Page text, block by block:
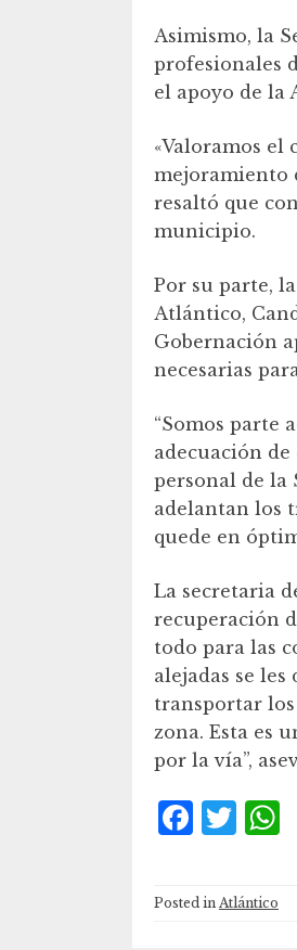
Asimismo, la
profesionales
el apoyo de la
«Valoramos el
mejoramiento
resaltó que
municipio.
Por su parte,
Atlántico,
Gobernación
necesarias
“Somos parte
adecuación
personal de la
adelantan los
quede en
La secretaria
recuperación
todo para las
alejadas se
transportar los
zona. Esta es
por la vía”,
F
c
e
T
it
te
Posted in Atlántico